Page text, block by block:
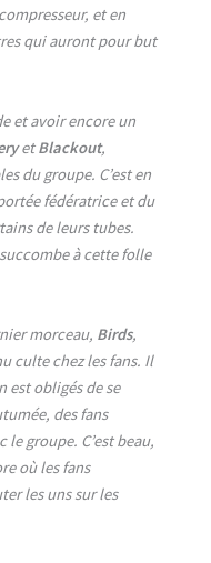
et en
qui auront pour but
et avoir encore un
etBlackout,
du groupe. C’est en
fédératrice et du
de leurs tubes.
à cette folle
morceau, Birds,
culte chez les fans. Il
est obligés de se
des fans
groupe. C’est beau,
où les fans
les uns sur les